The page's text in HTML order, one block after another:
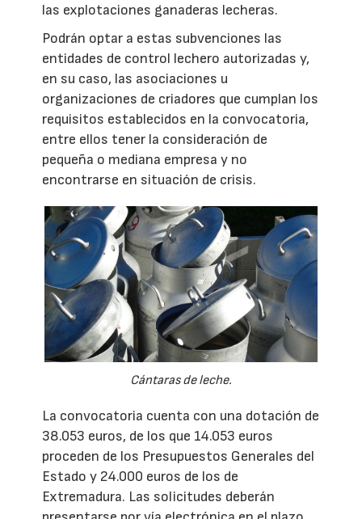
las explotaciones ganaderas lecheras.
Podrán optar a estas subvenciones las
entidades de control lechero autorizadas y,
en su caso, las asociaciones u
organizaciones de criadores que cumplan los
requisitos establecidos en la convocatoria,
entre ellos tener la consideración de
pequeña o mediana empresa y no
encontrarse en situación de crisis.
Cántaras de leche.
La convocatoria cuenta con una dotación de
38.053 euros, de los que 14.053 euros
proceden de los Presupuestos Generales del
Estado y 24.000 euros de los de
Extremadura. Las solicitudes deberán